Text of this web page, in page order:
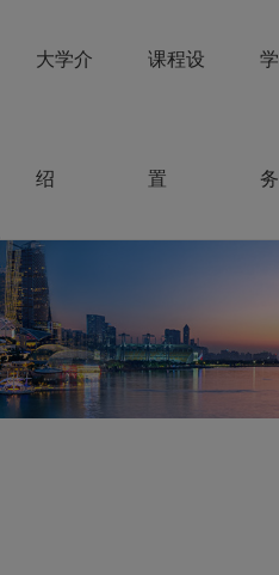
大学介
绍
课程设
置 务